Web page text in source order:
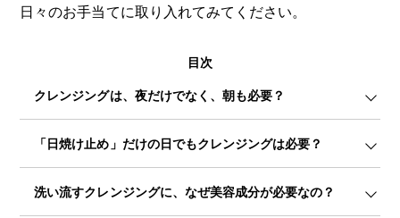
日々のお手当てに取り入れてみてください。
目次
クレンジングは、夜だけでなく、朝も必要？
「日焼け止め」だけの日でもクレンジングは必要？
洗い流すクレンジングに、なぜ美容成分が必要なの？